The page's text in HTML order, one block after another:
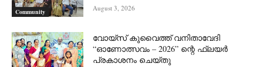
Community August 3, 2026
വോയ്സ് കുവൈത്ത് വനിതാവേദി
“ഓണോത്സവം – 2026” ന്റെ ഫ്ലയർ
പ്രകാശനം ചെയ്തു